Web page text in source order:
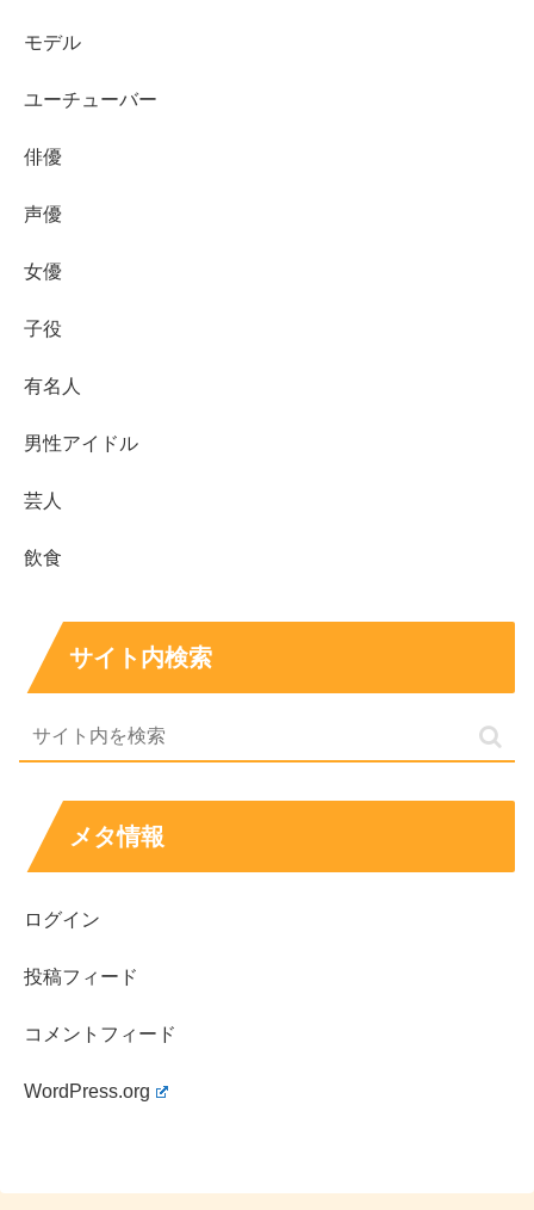
画の積み重ねがはっきりしているので、噂に振り回される
す。
まとめ
斗役、仮面ライダーダパーンとして注目されまし
仮面ライダー出演は知名度が上がりやすく、その後
モデル
ユーチューバー
俳優
声優
女優
子役
有名人
男性アイドル
芸人
飲食
サイト内検索
メタ情報
ログイン
投稿フィード
コメントフィード
WordPress.org